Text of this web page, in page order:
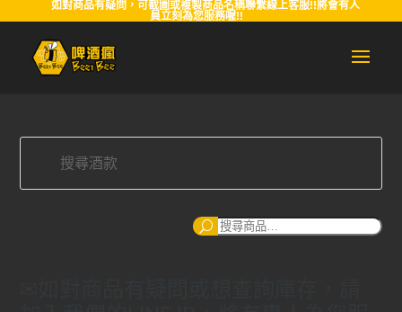
如對商品有疑問，可截圖或複製商品名稱聯繫線上客服!!將會有人
員立刻為您服務喔!!
搜